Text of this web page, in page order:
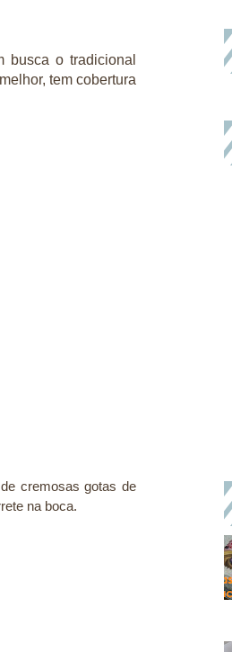
busca otradicional
tem cobertura
cremosas gotas de
na boca.